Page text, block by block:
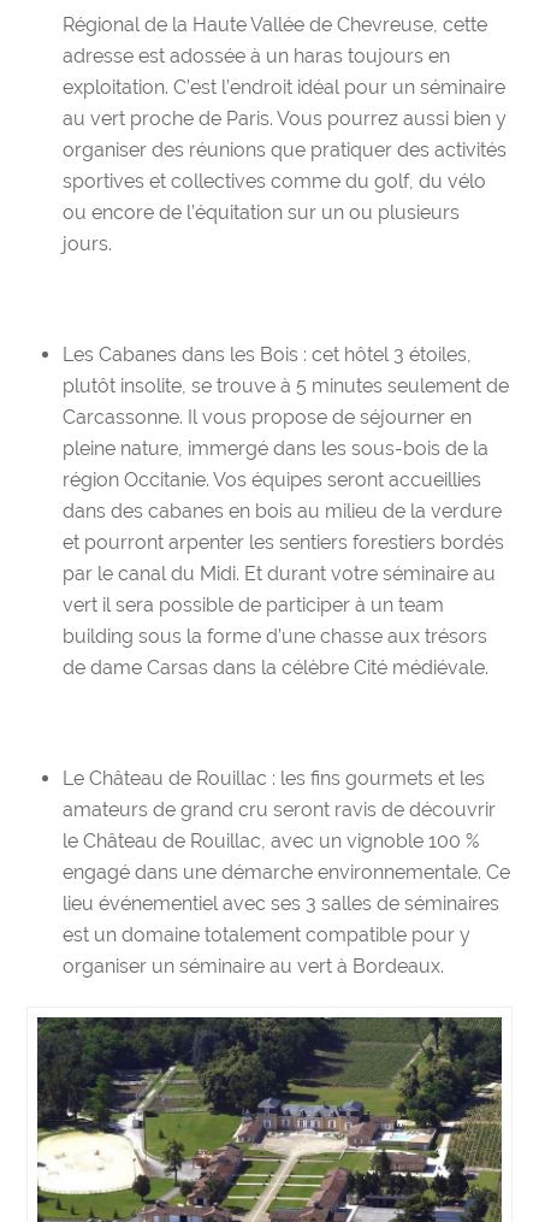
Régional de la Haute Vallée de Chevreuse, cette
adresse est adossée à un haras toujours en
exploitation. C’est l’endroit idéal pour unséminaire
au vert proche de Paris. Vous pourrez aussi bien y
organiser des réunions que pratiquer des activités
sportives et collectives comme du golf, du vélo
ou encore de l’équitation sur un ou plusieurs
jours.
Les Cabanes dans les Bois : cet hôtel 3 étoiles,
plutôt insolite, se trouve à 5 minutes seulement de
Carcassonne. Il vous propose deséjourner en
pleine nature, immergé dans les sous-bois de la
région Occitanie. Vos équipes seront accueillies
dans des cabanes en boisau milieu de la verdure
et pourront arpenter les sentiers forestiers bordés
par le canal du Midi. Et durant votre séminaire au
vert il sera possible de participer à un team
building sous la forme d’une chasse aux trésors
de dame Carsas dans la célèbre Cité médiévale.
Le Château de Rouillac : les fins gourmets et les
amateurs de grand cru seront ravis de découvrir
le Château de Rouillac, avec un vignoble 100 %
engagé dans une démarche environnementale. Ce
lieu événementiel avec ses 3 salles de séminaires
est un domaine totalement compatible pour y
organiser unséminaire au vert à Bordeaux.